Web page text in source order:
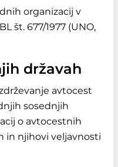
organizacij v
št. 677/1977 (UNO,
državah
avtocest
sosednjih
o avtocestnih
in njihovi veljavnosti